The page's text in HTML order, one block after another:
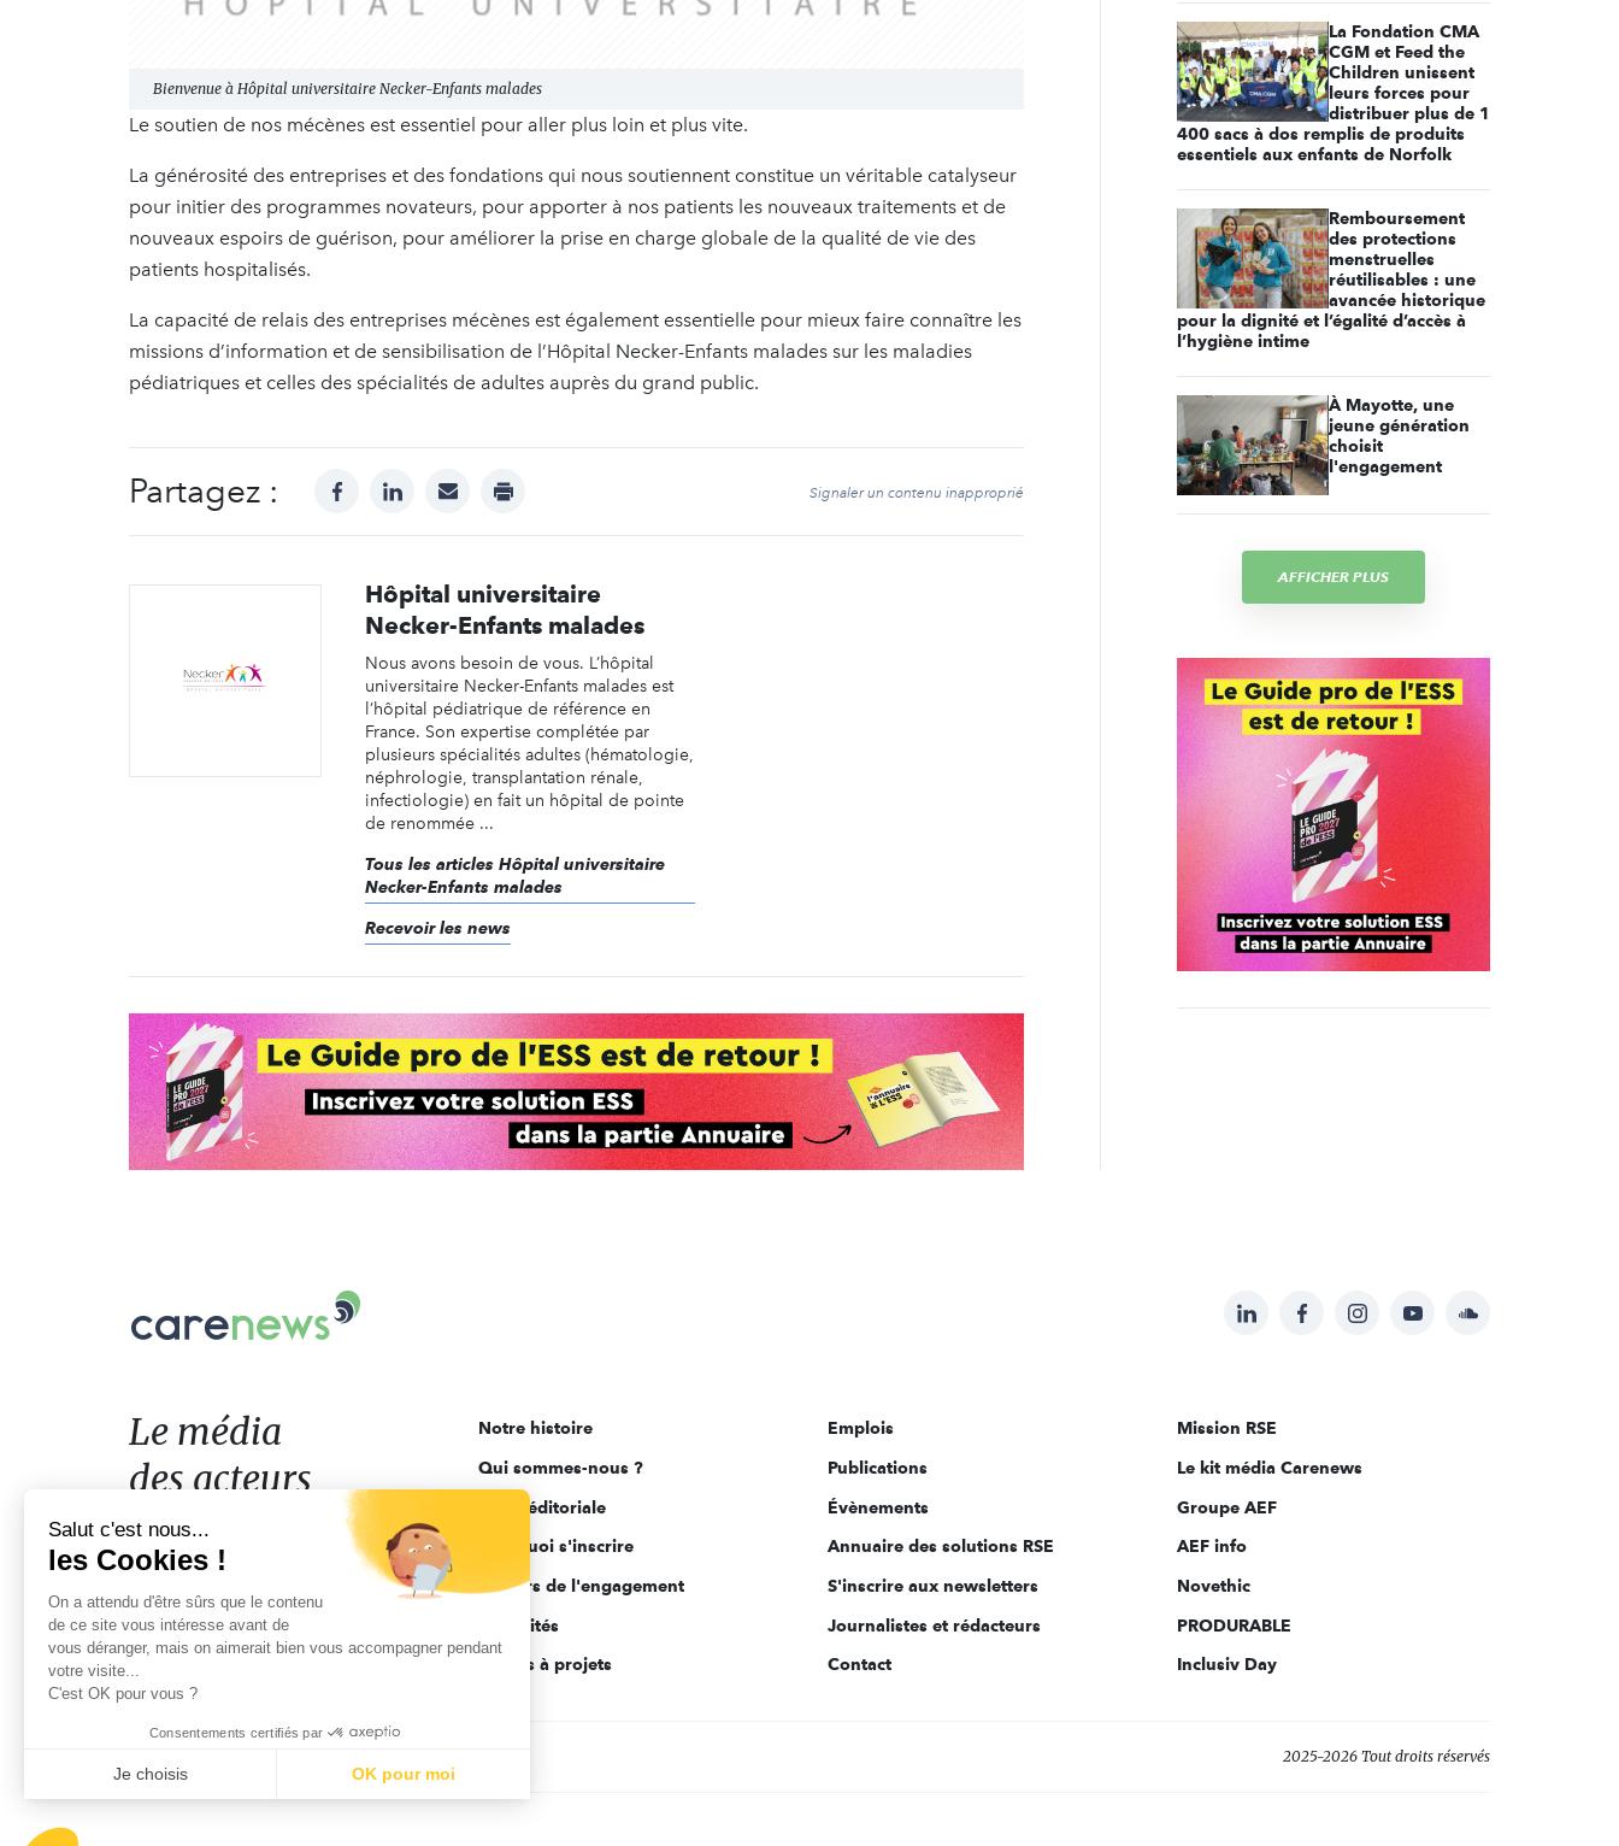
Bienvenue à Hôpital universitaire Necker-Enfants malades
Le soutien de nos mécènes est essentiel pour aller plus loin et plus vite.
La générosité des entreprises et des fondations qui nous soutiennent constitue un véritable catalyseur
pour initier des programmes novateurs, pour apporter à nos patients les nouveaux traitements et de
nouveaux espoirs de guérison, pour améliorer la prise en charge globale de la qualité de vie des
patients hospitalisés.
La capacité de relais des entreprises mécènes est également essentielle pour mieux faire connaître les
missions d’information et de sensibilisation de l’Hôpital Necker-Enfants malades sur les maladies
pédiatriques et celles des spécialités de adultes auprès du grand public.
Partagez : facebooklinkedinmail print Signaler un contenu inapproprié
Hôpital universitaire
Necker-Enfants malades
Nous avons besoin de vous. L’hôpital
universitaire Necker-Enfants malades est
l’hôpital pédiatrique de référence en
France. Son expertise complétée par
plusieurs spécialités adultes (hématologie,
néphrologie, transplantation rénale,
infectiologie) en fait un hôpital de pointe
de renommée ...
Tous les articles Hôpital universitaire
Necker-Enfants malades
Recevoir les news
La Fondation CMA
CGM et Feed the
Children unissent
leurs forces pour
distribuer plus de 1
400 sacs à dos remplis de produits
essentiels aux enfants de Norfolk
Remboursement
des protections
menstruelles
réutilisables : une
avancée historique
pour la dignité et l’égalité d’accès à
l’hygiène intime
À Mayotte, une
jeune génération
choisit
l'engagement
AFFICHER PLUS
Suivez-
sur:
LinkedInFacebookInstagramYouTubeSoundcloud
Le
acteurs
de
l'engagement
Le média
des acteurs
de l'engagement
Notre histoire
Qui sommes-nous ?
Ligne éditoriale
Pourquoi s'inscrire
Acteurs de l'engagement
Actualités
Appels à projets
Emplois
Publications
Évènements
Annuaire des solutions RSE
S'inscrire aux newsletters
Journalistes et rédacteurs
Contact
Mission RSE
Le kit média Carenews
Groupe AEF
AEF info
Novethic
PRODURABLE
Inclusiv Day
2025-2026 Tout droits réservés
Salut c'est nous...
les Cookies !
On a attendu d'être sûrs que le contenu
de ce site vous intéresse avant de
vous déranger, mais on aimerait bien vous accompagner pendant
votre visite...
C'est OK pour vous ?
Consentements certifiés par
Je choisis OK pour moi